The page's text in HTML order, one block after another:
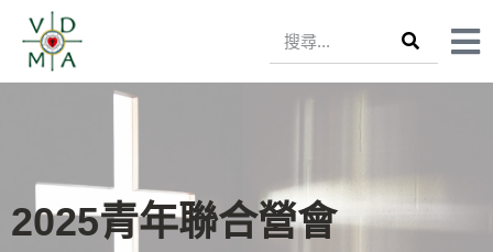
2025青年聯合營會